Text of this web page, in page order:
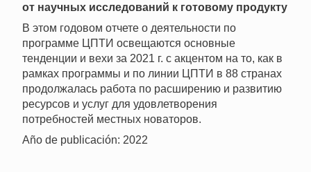
от научных исследований к готовому продукту
В этом годовом отчете о деятельности по
программе ЦПТИ освещаются основные
тенденции и вехи за 2021 г. с акцентом на то, как в
рамках программы и по линии ЦПТИ в 88 странах
продолжалась работа по расширению и развитию
ресурсов и услуг для удовлетворения
потребностей местных новаторов.
Año de publicación: 2022